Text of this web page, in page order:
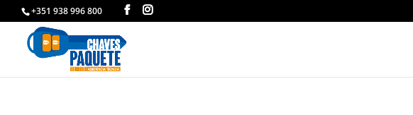
+351 938 996 800